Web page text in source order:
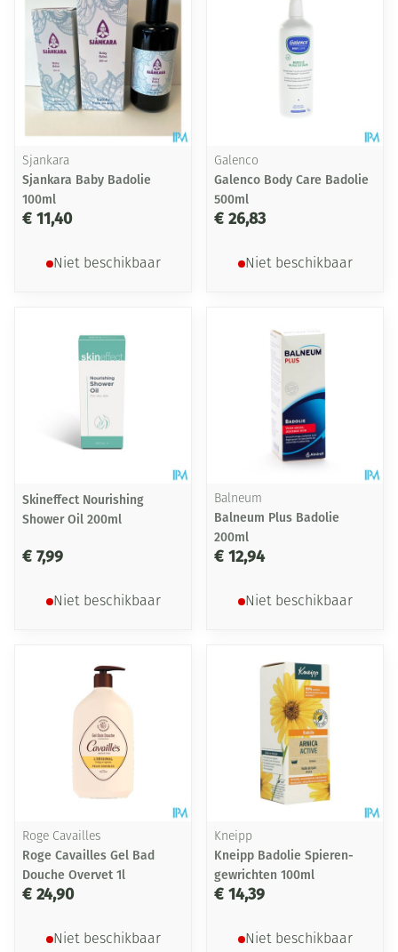
Sjankara
Sjankara Baby Badolie
100ml
€ 11,40
Niet beschikbaar
Galenco
Galenco Body Care Badolie
500ml
€ 26,83
Niet beschikbaar
Skineffect Nourishing
Shower Oil 200ml
€ 7,99
Niet beschikbaar
Balneum
Balneum Plus Badolie
200ml
€ 12,94
Niet beschikbaar
Roge Cavailles
Roge Cavailles Gel Bad
Douche Overvet 1l
€ 24,90
Niet beschikbaar
Kneipp
Kneipp Badolie Spieren-
gewrichten 100ml
€ 14,39
Niet beschikbaar